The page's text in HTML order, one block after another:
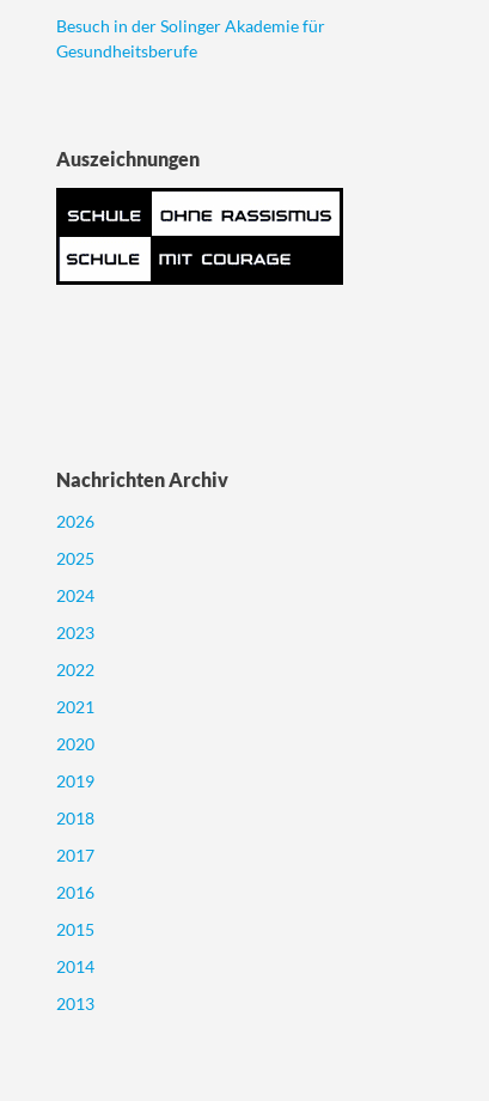
Besuch in der Solinger Akademie für
Gesundheitsberufe
Auszeichnungen
Nachrichten Archiv
2026
2025
2024
2023
2022
2021
2020
2019
2018
2017
2016
2015
2014
2013